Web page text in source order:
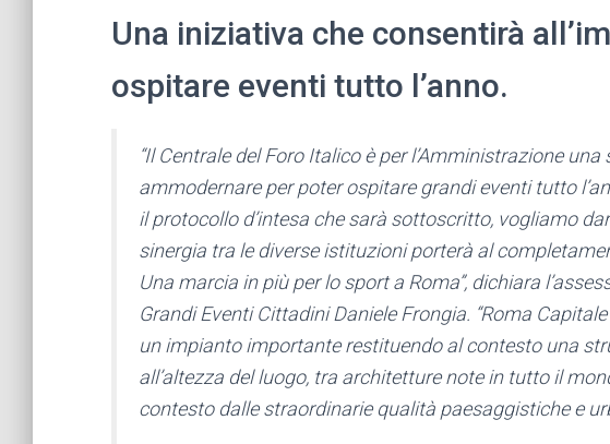
Una iniziativa che consentirà
ospitare eventi tutto l’anno.
“Il Centrale del Foro Italico è per l’Amministrazione
ammodernare per poter ospitare grandi eventi tutto
il protocollo d’intesa che sarà sottoscritto, vogliamo
sinergia tra le diverse istituzioni porterà al
Una marcia in più per lo sport a Roma”, dichiara
Grandi Eventi Cittadini Daniele Frongia. “Roma
un impianto importante restituendo al contesto una
all’altezza del luogo, tra architetture note in tutto il
contesto dalle straordinarie qualità paesaggistiche e